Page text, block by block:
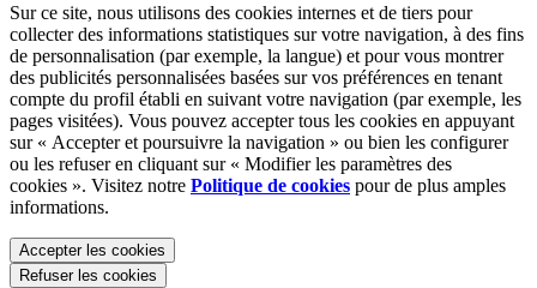
Sur ce site, nous utilisons des cookies internes et de tiers pour
collecter des informations statistiques sur votre navigation, à des fins
de personnalisation (par exemple, la langue) et pour vous montrer
des publicités personnalisées basées sur vos préférences en tenant
compte du profil établi en suivant votre navigation (par exemple, les
pages visitées). Vous pouvez accepter tous les cookies en appuyant
sur « Accepter et poursuivre la navigation » ou bien les configurer
ou les refuser en cliquant sur « Modifier les paramètres des
cookies ». Visitez notre Politique de cookies pour de plus amples
informations.
Accepter les cookies
Refuser les cookies